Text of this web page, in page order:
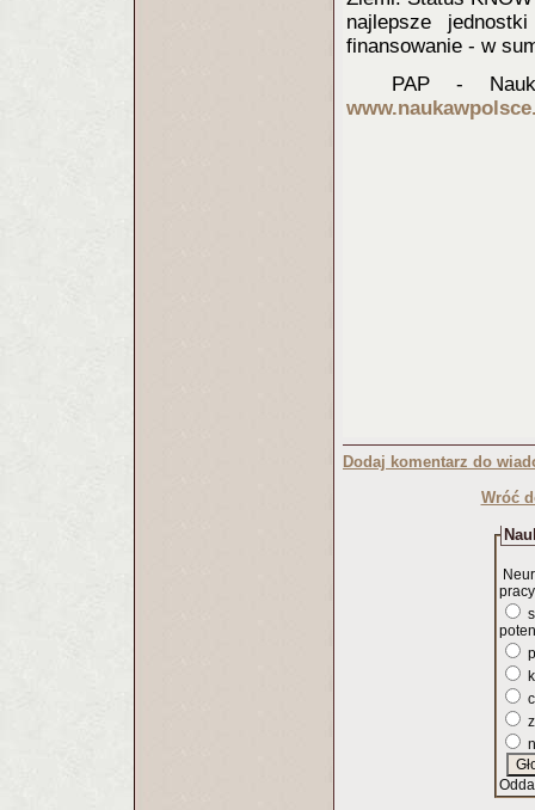
najlepsze
finansowanie - w
PAP -
Dodaj komentarz do
Wróć